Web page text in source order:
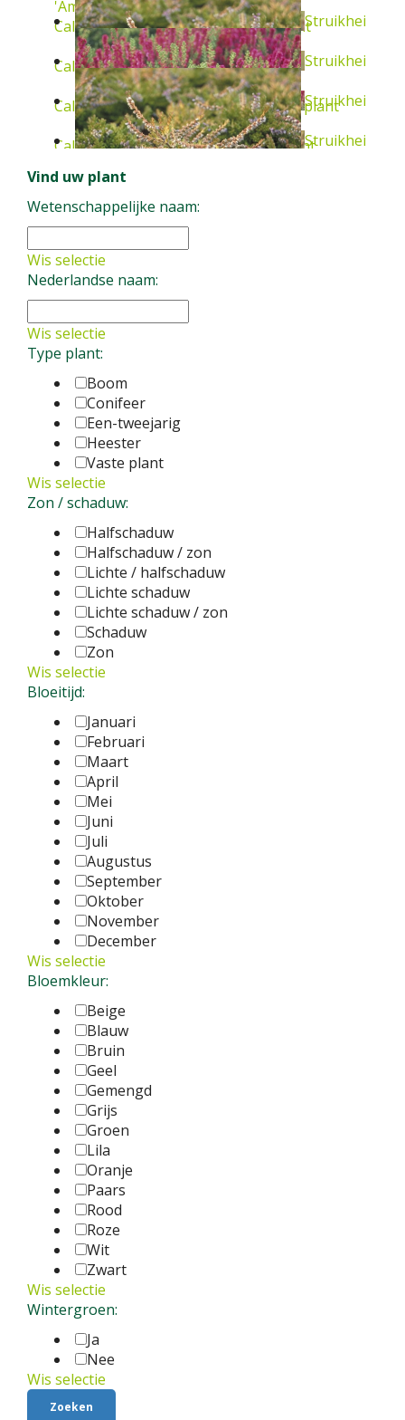
'Amethyst'Vaste plant
Calluna vulgaris 'Marleen'Vaste plant
Calluna vulgaris 'Firefly'Vaste plant
Struikhei
Calluna vulgaris 'Dark Beauty'Vaste plant
Struikhei
Calluna vulgaris 'Boskoop'Vaste plant
Struikhei
Calluna vulgaris 'Dark Beauty'
Struikhei
Calluna vulgaris 'Boskoop'
Vind uw plant
Wetenschappelijke naam:
Wis selectie
Nederlandse naam:
Wis selectie
Type plant:
Boom
Conifeer
Een-tweejarig
Heester
Vaste plant
Wis selectie
Zon / schaduw:
Halfschaduw
Halfschaduw / zon
Lichte / halfschaduw
Lichte schaduw
Lichte schaduw / zon
Schaduw
Zon
Wis selectie
Bloeitijd:
Januari
Februari
Maart
April
Mei
Juni
Juli
Augustus
September
Oktober
November
December
Wis selectie
Bloemkleur:
Beige
Blauw
Bruin
Geel
Gemengd
Grijs
Groen
Lila
Oranje
Paars
Rood
Roze
Wit
Zwart
Wis selectie
Wintergroen:
Ja
Nee
Wis selectie